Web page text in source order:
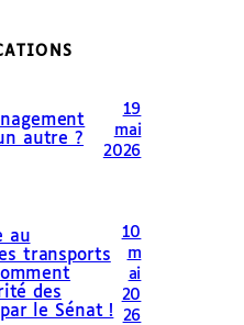
autre ?
19
mai
2026
au
transports
des
le Sénat !
10
m
ai
20
26